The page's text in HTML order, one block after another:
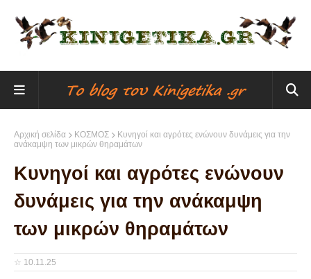
Αρχική σελίδα ΚΟΣΜΟΣ
Κυνηγοί και αγρότες ενώνουν δυνάμεις για την
ανάκαμψη των μικρών θηραμάτων
Κυνηγοί και αγρότες ενώνουν
δυνάμεις για την ανάκαμψη
των μικρών θηραμάτων
☆ 10.11.25